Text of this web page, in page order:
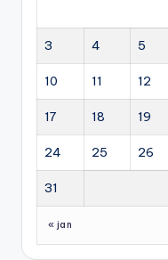
3 4 5
10 11 12
17 18 19
24 25 26
31
« jan